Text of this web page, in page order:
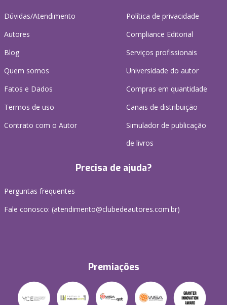
Dúvidas/Atendimento
Autores
Blog
Quem somos
Fatos e Dados
Termos de uso
Contrato com o Autor
Política de privacidade
Compliance Editorial
Serviços profissionais
Universidade do autor
Compras em quantidade
Canais de distribuição
Simulador de publicação
de livros
Precisa de ajuda?
Perguntas frequentes
Fale conosco: (atendimento@clubedeautores.com.br)
Premiações